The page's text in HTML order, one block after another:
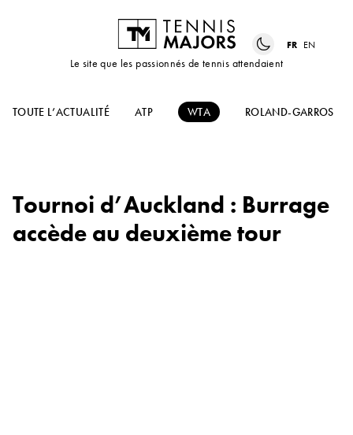
Le site que les passionnés de tennis attendaient
FR EN
TOUTE L’ACTUALITÉ ATP WTA ROLAND-GARROS
Tournoi d’Auckland : Burrage
accède au deuxième tour